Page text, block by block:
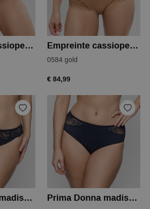
Empreinte cassiopee string Empreinte cassiopee tailleslip
0584 gold
€ 84,99
Prima Donna madison string Prima Donna madison tailleslip